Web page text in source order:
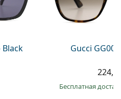
Gucci
Бесплатная